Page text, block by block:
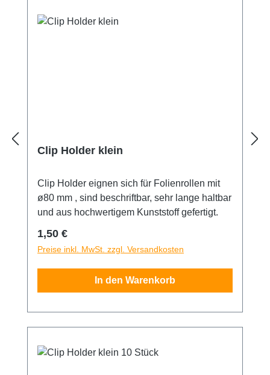
Clip Holder klein
Clip Holder eignen sich für Folienrollen mit
ø80 mm , sind beschriftbar, sehr lange haltbar
und aus hochwertigem Kunststoff gefertigt.
Regulärer Preis:
1,50 €
Preise inkl. MwSt. zzgl. Versandkosten
In den Warenkorb